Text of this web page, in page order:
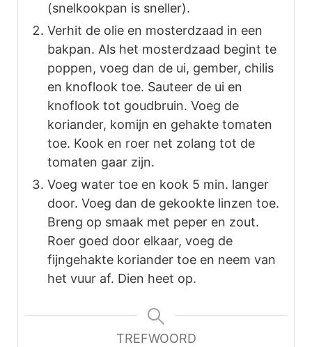
(snelkookpan is sneller).
Verhit de olie en mosterdzaad in een
bakpan. Als het mosterdzaad begint te
poppen, voeg dan de ui, gember, chilis
en knoflook toe. Sauteer de ui en
knoflook tot goudbruin. Voeg de
koriander, komijn en gehakte tomaten
toe. Kook en roer net zolang tot de
tomaten gaar zijn.
Voeg water toe en kook 5 min. langer
door. Voeg dan de gekookte linzen toe.
Breng op smaak met peper en zout.
Roer goed door elkaar, voeg de
fijngehakte koriander toe en neem van
het vuur af. Dien heet op.
TREFWOORD